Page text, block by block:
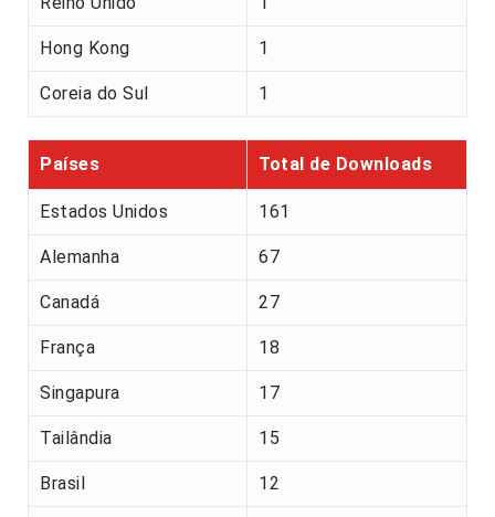
Hong Kong 1
Coreia do Sul 1
Países Total de Downloads
Estados Unidos 161
Alemanha 67
Canadá 27
França 18
Singapura 17
Tailândia 15
Brasil 12